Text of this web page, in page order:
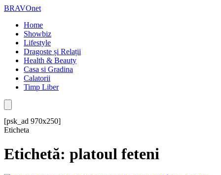
BRAVOnet
Home
Showbiz
Lifestyle
Dragoste și Relații
Health & Beauty
Casa si Gradina
Calatorii
Timp Liber
[psk_ad 970x250]
Eticheta
Etichetă: platoul feteni